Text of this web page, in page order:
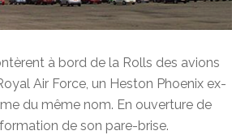
à bord de la Rolls des avions
Air Force, un Heston Phoenix ex-
du même nom. En ouverture de
de son pare-brise.